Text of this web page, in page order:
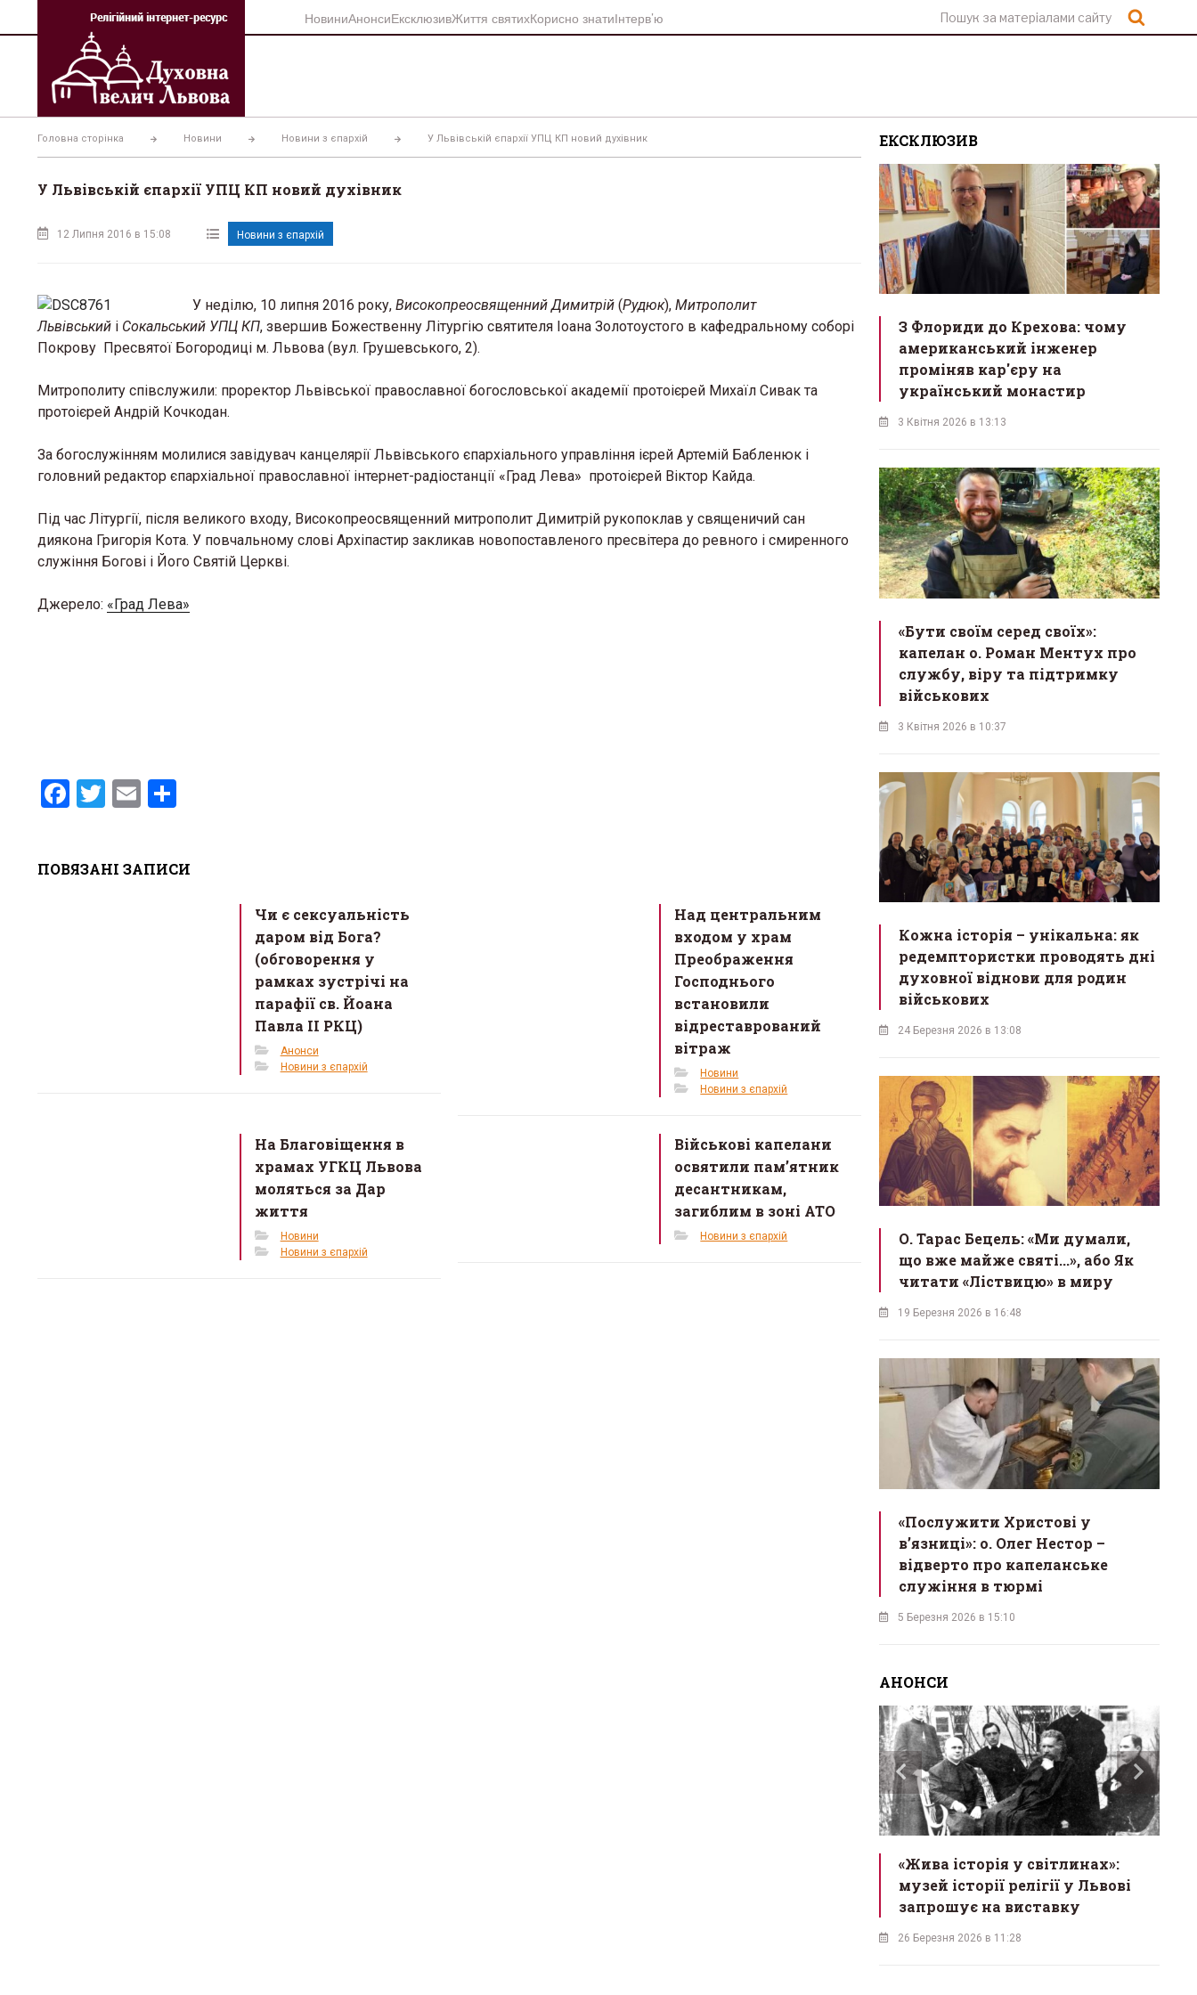
вмісту
НовиниАнонсиЕксклюзивЖиття святихКорисно знатиІнтерв’ю
Головна сторінка Новини Новини з єпархій У Львівській єпархії УПЦ КП новий духівник
У Львівській єпархії УПЦ КП новий духівник
12 Липня 2016 в 15:08 Новини з єпархій
У неділю, 10 липня 2016 року, Високопреосвященний Димитрій (Рудюк), Митрополит
Львівський і Сокальський УПЦ КП, звершив Божественну Літургію святителя Іоана Золотоустого в кафедральному соборі
Покрову Пресвятої Богородиці м. Львова (вул. Грушевського, 2).
Митрополиту співслужили: проректор Львівської православної богословської академії протоієрей Михаїл Сивак та
протоієрей Андрій Кочкодан.
За богослужінням молилися завідувач канцелярії Львівського єпархіального управління ієрей Артемій Бабленюк і
головний редактор єпархіальної православної інтернет-радіостанції «Град Лева» протоієрей Віктор Кайда.
Під час Літургії, після великого входу, Високопреосвященний митрополит Димитрій рукопоклав у священичий сан
диякона Григорія Кота. У повчальному слові Архіпастир закликав новопоставленого пресвітера до ревного і смиренного
служіння Богові і Його Святій Церкві.
Джерело: «Град Лева»
F
b
T
er
E
e
ПОВЯЗАНІ ЗАПИСИ
Чи є сексуальність
даром від Бога?
(обговорення у
рамках зустрічі на
парафії св. Йоана
Павла II РКЦ)
Анонси
Новини з єпархій
Над центральним
входом у храм
Преображення
Господнього
встановили
відреставрований
вітраж
Новини
Новини з єпархій
На Благовіщення в
храмах УГКЦ Львова
моляться за Дар
життя
Новини
Новини з єпархій
Військові капелани
освятили пам’ятник
десантникам,
загиблим в зоні АТО
Новини з єпархій
ЕКСКЛЮЗИВ
З Флориди до Крехова: чому
американський інженер
проміняв кар'єру на
український монастир
3 Квітня 2026 в 13:13
«Бути своїм серед своїх»:
капелан о. Роман Ментух про
службу, віру та підтримку
військових
3 Квітня 2026 в 10:37
Кожна історія – унікальна: як
редемптористки проводять дні
духовної віднови для родин
військових
24 Березня 2026 в 13:08
О. Тарас Бецель: «Ми думали,
що вже майже святі...», або Як
читати «Ліствицю» в миру
19 Березня 2026 в 16:48
«Послужити Христові у
вʼязниці»: о. Олег Нестор –
відверто про капеланське
служіння в тюрмі
5 Березня 2026 в 15:10
АНОНСИ
«Жива історія у світлинах»:
музей історії релігії у Львові
запрошує на виставку
26 Березня 2026 в 11:28